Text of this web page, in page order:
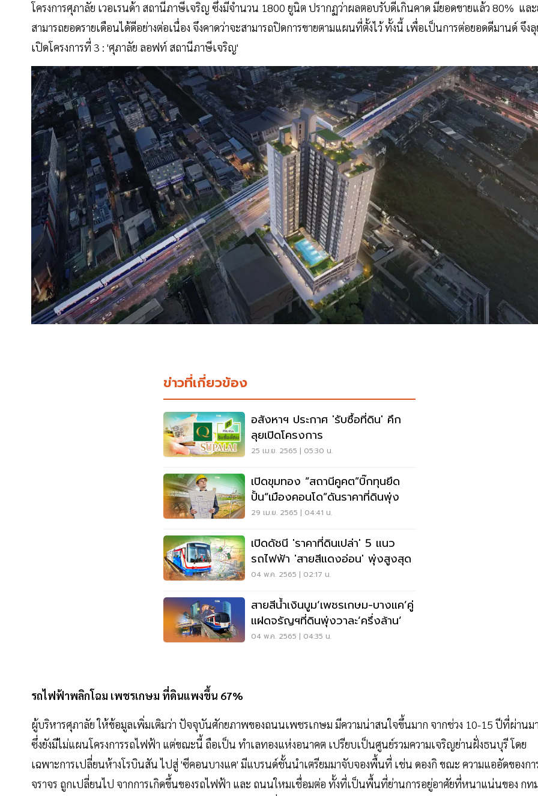
โครงการศุภาลัย เวอเรนด้า สถานีภาษีเจริญ ซึ่งมีจำนวน 1800 ยูนิต ปรากฏว่าผลตอบรับดีเกินคาด มียอดขายแล้ว 80% และ
สามารถยอดรายเดือนได้ดีอย่างต่อเนื่อง จึงคาดว่าจะสามารถปิดการขายตามแผนที่ตั้งไว้ ทั้งนี้ เพื่อเป็นการต่อยอดดีมานด์ จึง
เปิดโครงการที่ 3 : 'ศุภาลัย ลอฟท์ สถานีภาษีเจริญ'
ข่าวที่เกี่ยวข้อง
อสังหาฯ ประกาศ 'รับซื้อที่ดิน' คึก
ลุยเปิดโครงการ
25 เม.ย. 2565 | 05:30 น.
เปิดขุมทอง “สถานีคูคต”บิ๊กทุนยึด
ปั้น“เมืองคอนโด”ดันราคาที่ดินพุ่ง
29 เม.ย. 2565 | 04:41 น.
เปิดดัชนี 'ราคาที่ดินเปล่า' 5 แนว
รถไฟฟ้า 'สายสีแดงอ่อน' พุ่งสูงสุด
04 พ.ค. 2565 | 02:17 น.
สายสีนํ้าเงินบูม‘เพชรเกษม-บางแค’คู่
แฝดจรัญฯที่ดินพุ่งวาละ‘ครึ่งล้าน’
04 พ.ค. 2565 | 04:35 น.
รถไฟฟ้าพลิกโฉม เพชรเกษม ที่ดินแพงขึ้น 67%
ผู้บริหารศุภาลัย ให้ข้อมูลเพิ่มเติมว่า ปัจจุบันศักยภาพของถนนเพชรเกษม มีความน่าสนใจขึ้นมาก จากช่วง 10-15 ปีที่ผ่านม
ซึ่งยังมีไม่แผนโครงการรถไฟฟ้า แต่ขณะนี้ ถือเป็น ทำเลทองแห่งอนาคต เปรียบเป็นศูนย์รวมความเจริญย่านฝั่งธนบุรี โดย
เฉพาะการเปลี่ยนห้างโรบินสัน ไปสู่ 'ซีคอนบางแค' มีแบรนด์ชั้นนำเตรียมมาจับจองพื้นที่ เช่น ดองกิ ขณะ ความแออัดของกา
จราจร ถูกเปลี่ยนไป จากการเกิดขึ้นของรถไฟฟ้า และ ถนนใหมเชื่อมต่อ ทั้งที่เป็นพื้นที่ย่านการอยู่อาศัยที่หนาแน่นของ กท